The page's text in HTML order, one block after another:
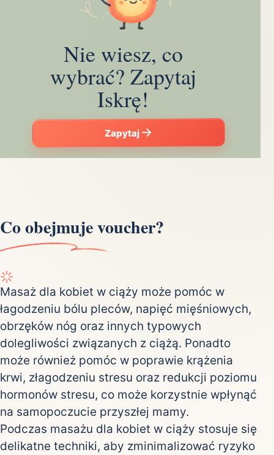
Nie wiesz, co
wybrać? Zapytaj
Iskrę!
Zapytaj
Co obejmuje voucher?
Masaż dla kobiet w ciąży może pomóc w
łagodzeniu bólu pleców, napięć mięśniowych,
obrzęków nóg oraz innych typowych
dolegliwości związanych z ciążą. Ponadto
może również pomóc w poprawie krążenia
krwi, złagodzeniu stresu oraz redukcji poziomu
hormonów stresu, co może korzystnie wpłynąć
na samopoczucie przyszłej mamy.
Podczas masażu dla kobiet w ciąży stosuje się
delikatne techniki, aby zminimalizować ryzyko